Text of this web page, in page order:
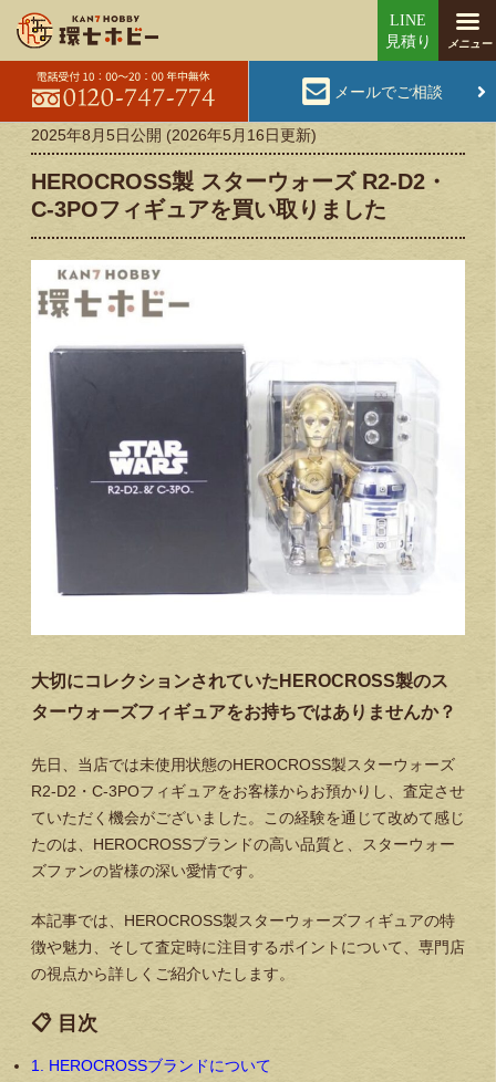
メールでご相談
2025年8月5日公開 (2026年5月16日更新)
HEROCROSS製 スターウォーズ R2-D2・
C-3POフィギュアを買い取りました
大切にコレクションされていたHEROCROSS製のス
ターウォーズフィギュアをお持ちではありませんか？
先日、当店では未使用状態のHEROCROSS製スターウォーズ
R2-D2・C-3POフィギュアをお客様からお預かりし、査定させ
ていただく機会がございました。この経験を通じて改めて感じ
たのは、HEROCROSSブランドの高い品質と、スターウォー
ズファンの皆様の深い愛情です。
本記事では、HEROCROSS製スターウォーズフィギュアの特
徴や魅力、そして査定時に注目するポイントについて、専門店
の視点から詳しくご紹介いたします。
📋 目次
1. HEROCROSSブランドについて